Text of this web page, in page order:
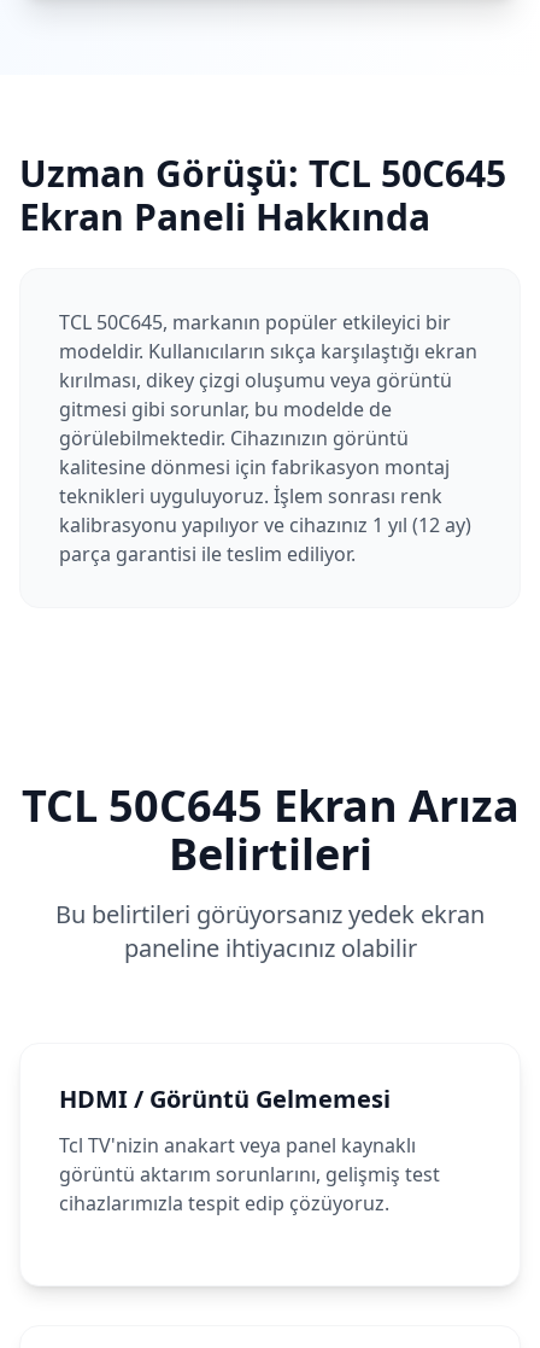
Uzman Görüşü: TCL 50C645
Ekran Paneli Hakkında
TCL 50C645, markanın popüler etkileyici bir
modeldir. Kullanıcıların sıkça karşılaştığı ekran
kırılması, dikey çizgi oluşumu veya görüntü
gitmesi gibi sorunlar, bu modelde de
görülebilmektedir. Cihazınızın görüntü
kalitesine dönmesi için fabrikasyon montaj
teknikleri uyguluyoruz. İşlem sonrası renk
kalibrasyonu yapılıyor ve cihazınız 1 yıl (12 ay)
parça garantisi ile teslim ediliyor.
TCL 50C645 Ekran Arıza
Belirtileri
Bu belirtileri görüyorsanız yedek ekran
paneline ihtiyacınız olabilir
HDMI / Görüntü Gelmemesi
Tcl TV'nizin anakart veya panel kaynaklı
görüntü aktarım sorunlarını, gelişmiş test
cihazlarımızla tespit edip çözüyoruz.